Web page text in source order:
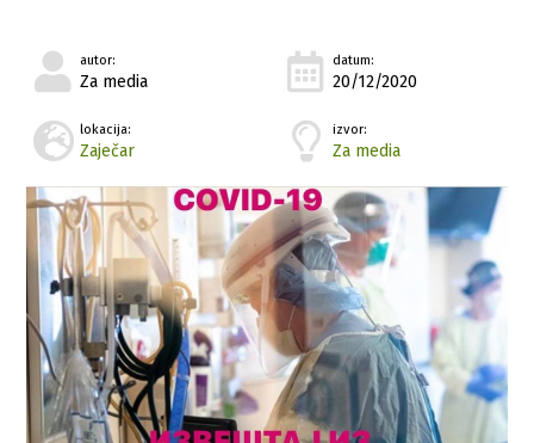
autor:
Za media
datum:
20/12/2020
lokacija:
Zaječar
izvor:
Za media